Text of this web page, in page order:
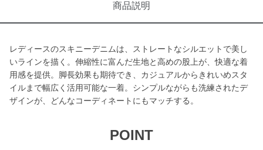
商品説明
レディースのスキニーデニムは、ストレートなシルエットで美し
いラインを描く。伸縮性に富んだ生地と高めの股上が、快適な着
用感を提供。脚長効果も期待でき、カジュアルからきれいめスタ
イルまで幅広く活用可能な一着。シンプルながらも洗練されたデ
ザインが、どんなコーディネートにもマッチする。
POINT